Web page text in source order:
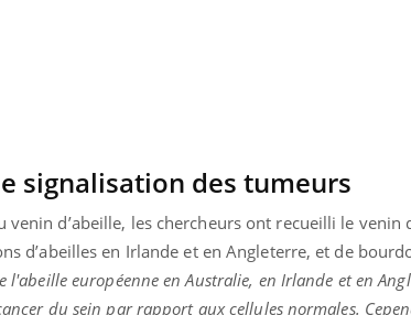
signalisation des tumeurs
d’abeille, les chercheurs ont recueilli le venin
d’abeilles en Irlande et en Angleterre, et de
l'abeille européenne en Australie, en Irlande et en
du sein par rapport aux cellules normales.